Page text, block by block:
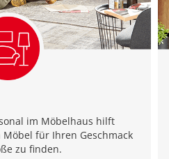
im Möbelhaus hilft
für Ihren Geschmack
zu finden.